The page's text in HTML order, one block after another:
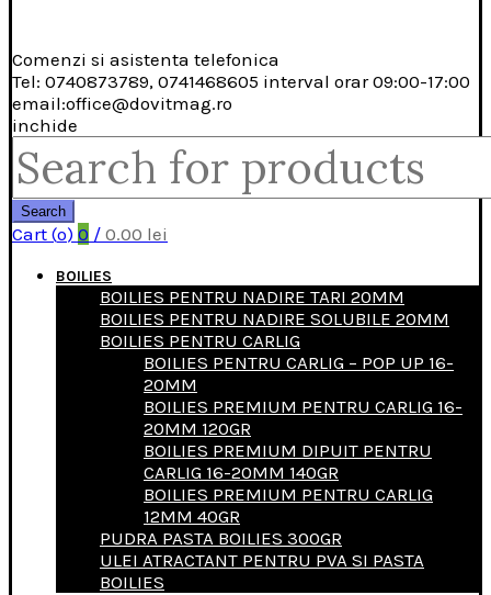
Comenzi si asistenta telefonica
Tel: 0740873789, 0741468605 interval orar 09:00-17:00
email:office@dovitmag.ro
inchide
Search
for:
Search
Cart (o) 0 / 0.00 lei
BOILIES
BOILIES PENTRU NADIRE TARI 20MM
BOILIES PENTRU NADIRE SOLUBILE 20MM
BOILIES PENTRU CARLIG
BOILIES PENTRU CARLIG – POP UP 16-
20MM
BOILIES PREMIUM PENTRU CARLIG 16-
20MM 120GR
BOILIES PREMIUM DIPUIT PENTRU
CARLIG 16-20MM 140GR
BOILIES PREMIUM PENTRU CARLIG
12MM 40GR
PUDRA PASTA BOILIES 300GR
ULEI ATRACTANT PENTRU PVA SI PASTA
BOILIES